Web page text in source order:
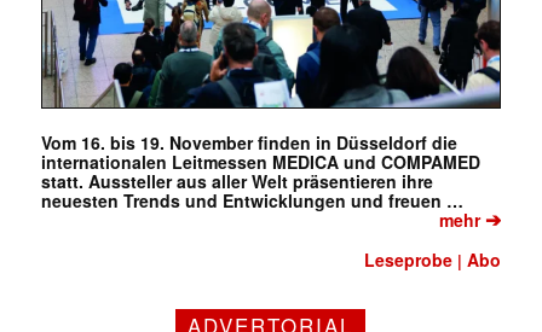
Vom 16. bis 19. November finden in Düsseldorf die
internationalen Leitmessen MEDICA und COMPAMED
statt. Aussteller aus aller Welt präsentieren ihre
neuesten Trends und Entwicklungen und freuen …
mehr➔
Leseprobe |Abo
ADVERTORIAL